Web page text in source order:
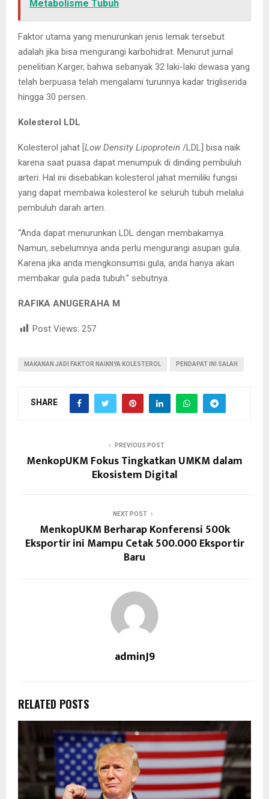
Metabolisme Tubuh
Faktor utama yang menurunkan jenis lemak tersebut
adalah jika bisa mengurangi karbohidrat. Menurut jurnal
penelitian Karger, bahwa sebanyak 32 laki-laki dewasa yang
telah berpuasa telah mengalami turunnya kadar trigliserida
hingga 30 persen.
Kolesterol LDL
Kolesterol jahat [Low Density Lipoprotein /LDL] bisa naik
karena saat puasa dapat menumpuk di dinding pembuluh
arteri. Hal ini disebabkan kolesterol jahat memiliki fungsi
yang dapat membawa kolesterol ke seluruh tubuh melalui
pembuluh darah arteri.
“Anda dapat menurunkan LDL dengan membakarnya.
Namun, sebelumnya anda perlu mengurangi asupan gula.
Karena jika anda mengkonsumsi gula, anda hanya akan
membakar gula pada tubuh.” sebutnya.
RAFIKA ANUGERAHA M
Post Views: 257
MAKANAN JADI FAKTOR NAIKNYA KOLESTEROL PENDAPAT INI SALAH
SHARE
PREVIOUS POST
MenkopUKM Fokus Tingkatkan UMKM dalam
Ekosistem Digital
NEXT POST
MenkopUKM Berharap Konferensi 500k
Eksportir ini Mampu Cetak 500.000 Eksportir
Baru
adminJ9
RELATED POSTS